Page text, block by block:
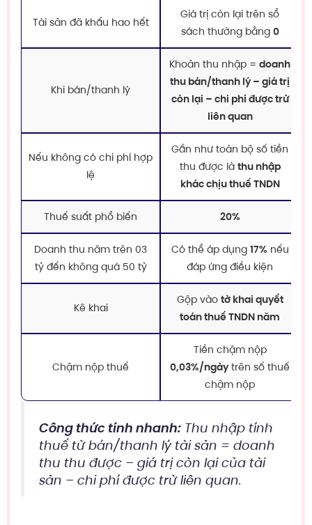
Tài sản đã khấu hao hết
Giá trị còn lại trên sổ
sách thường bằng 0
Khi bán/thanh lý
Khoản thu nhập = doanh
thu bán/thanh lý – giá trị
còn lại – chi phí được trừ
liên quan
Nếu không có chi phí hợp
lệ
Gần như toàn bộ số tiền
thu được là thu nhập
khác chịu thuế TNDN
Thuế suất phổ biến 20%
Doanh thu năm trên 03
tỷ đến không quá 50 tỷ
Có thể áp dụng 17% nếu
đáp ứng điều kiện
Kê khai
Gộp vào tờ khai quyết
toán thuế TNDN năm
Chậm nộp thuế
Tiền chậm nộp
0,03%/ngàytrên số thuế
chậm nộp
Công thức tính nhanh:Thu nhập tính
thuế từ bán/thanh lý tài sản = doanh
thu thu được – giá trị còn lại của tài
sản – chi phí được trừ liên quan.